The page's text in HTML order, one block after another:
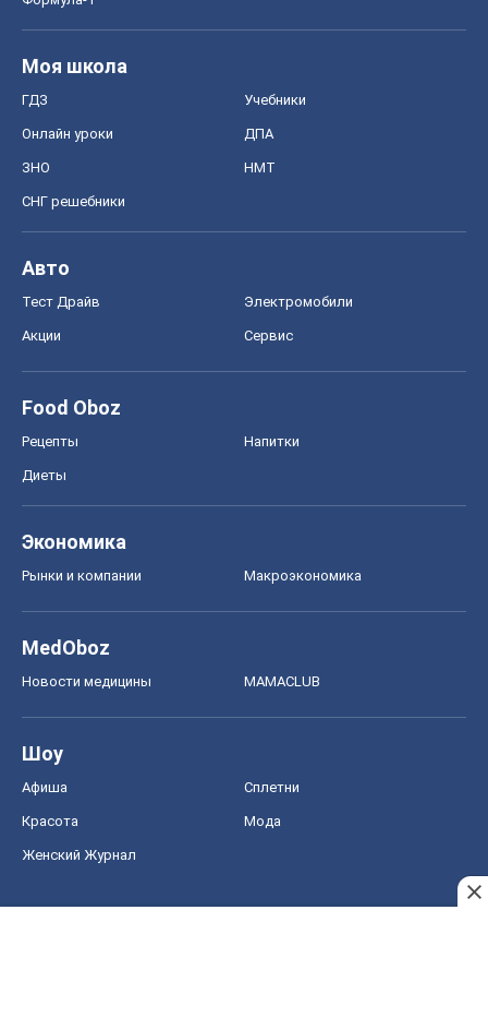
Моя школа
ГДЗ Учебники
Онлайн уроки ДПА
ЗНО НМТ
СНГ решебники
Авто
Тест Драйв Электромобили
Акции Сервис
Food Oboz
Рецепты Напитки
Диеты
Экономика
Рынки и компании Mакроэкономика
MedOboz
Новости медицины MAMACLUB
Шоу
Афиша Сплетни
Красота Мода
Женский Журнал